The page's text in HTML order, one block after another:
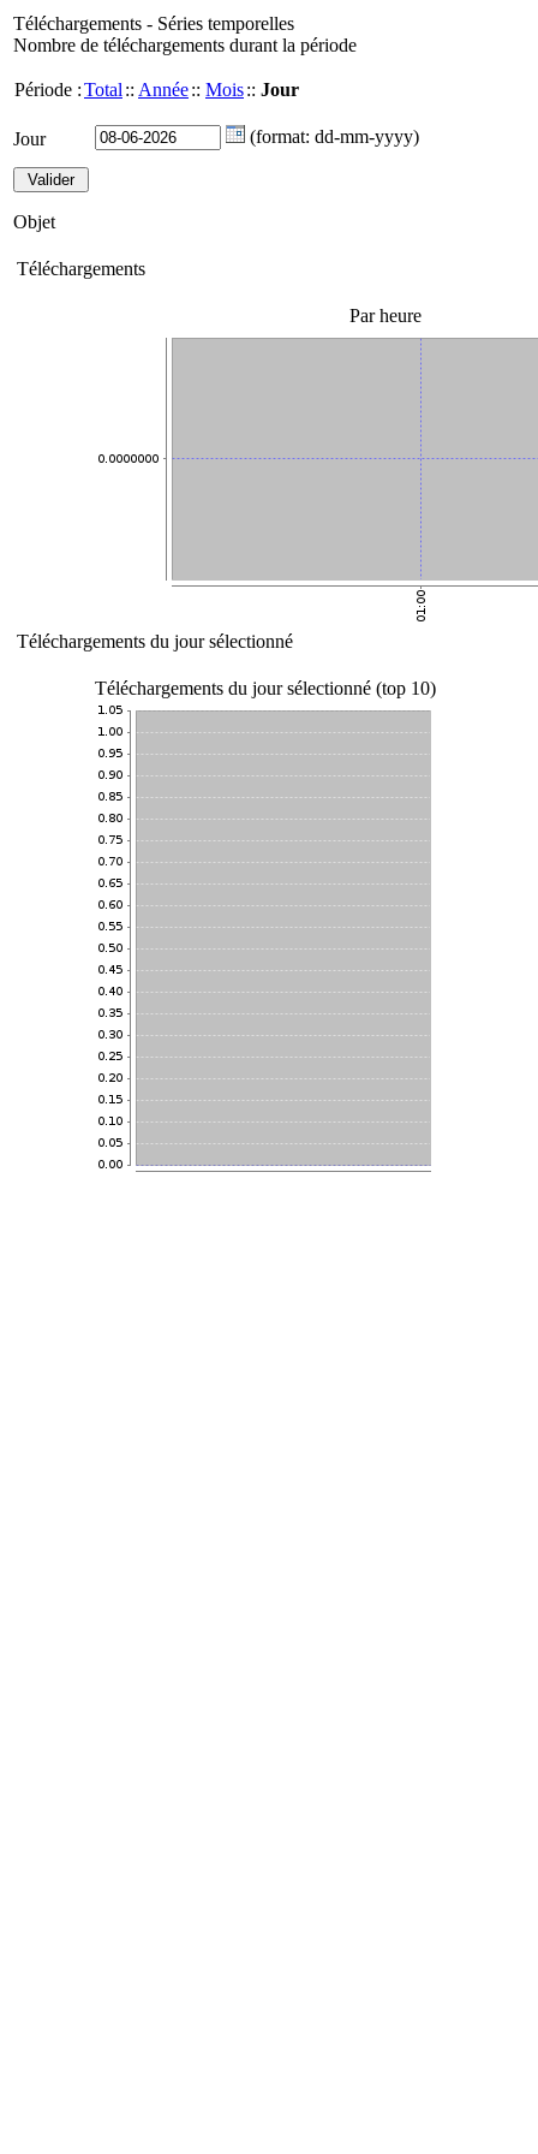
Téléchargements - Séries temporelles
Nombre de téléchargements durant la période
Période :Total :: Année:: Mois:: Jour
Jour (format: dd-mm-yyyy)
Objet
Téléchargements
Par heure
Téléchargements du jour sélectionné
Téléchargements du jour sélectionné (top 10)